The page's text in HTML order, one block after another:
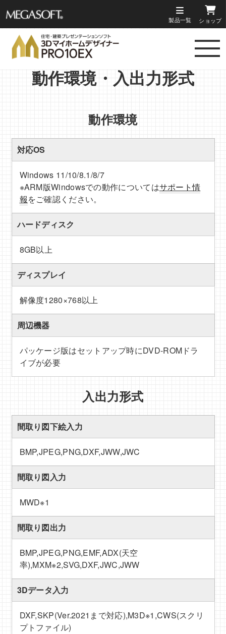
メガソ
フト株
式会社
製品一覧 ショップ
動作環境・入出力形式
動作環境
対応OS
Windows 11/10/8.1/8/7
※ARM版Windowsでの動作についてはサポート情
報をご確認ください。
ハードディスク
8GB以上
ディスプレイ
解像度1280×768以上
周辺機器
パッケージ版はセットアップ時にDVD-ROMドラ
イブが必要
入出力形式
間取り図下絵入力
BMP,JPEG,PNG,DXF,JWW,JWC
間取り図入力
MWD※1
間取り図出力
BMP,JPEG,PNG,EMF,ADX(天空
率),MXM※2,SVG,DXF,JWC,JWW
3Dデータ入力
DXF,SKP(Ver.2021まで対応),M3D※1 ,CWS(スクリ
プトファイル)